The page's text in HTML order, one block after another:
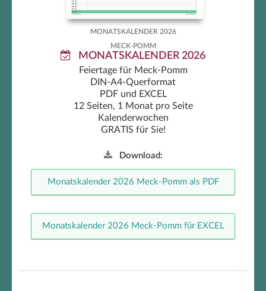
MONATSKALENDER 2026
MECK-POMM
MONATSKALENDER 2026
Feiertage für Meck-Pomm
DIN-A4-Querformat
PDF und EXCEL
12 Seiten, 1 Monat pro Seite
Kalenderwochen
GRATIS für Sie!
Download:
Monatskalender 2026 Meck-Pomm als PDF
Monatskalender 2026 Meck-Pomm für EXCEL